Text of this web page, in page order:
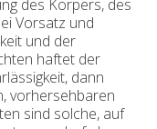
des Körpers, des
Vorsatz und
und der
haftet der
dann
vorhersehbaren
sind solche, auf